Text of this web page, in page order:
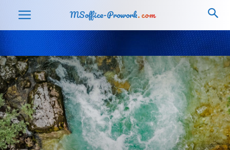
MSoffice-Prowork.com